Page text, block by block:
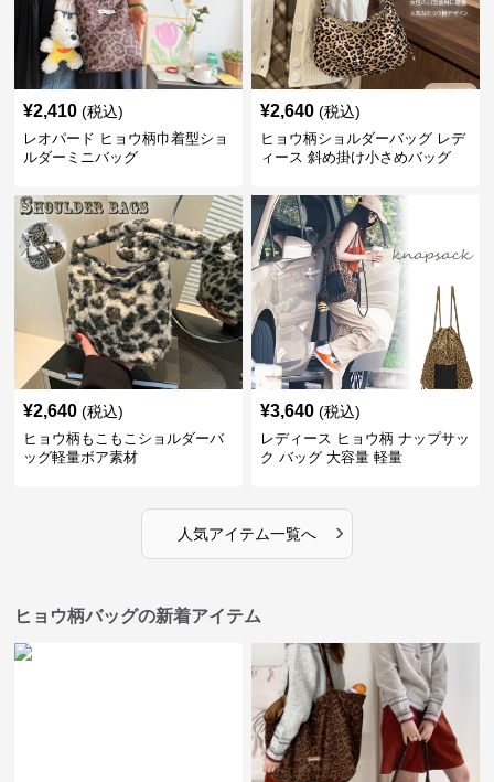
¥2,410 (税込)
レオパード ヒョウ柄巾着型ショ
ルダーミニバッグ
¥2,640 (税込)
ヒョウ柄ショルダーバッグ レデ
ィース 斜め掛け小さめバッグ
¥2,640 (税込)
ヒョウ柄もこもこショルダーバ
ッグ軽量ボア素材
¥3,640 (税込)
レディース ヒョウ柄 ナップサッ
ク バッグ 大容量 軽量
人気アイテム一覧へ ›
ヒョウ柄バッグの新着アイテム